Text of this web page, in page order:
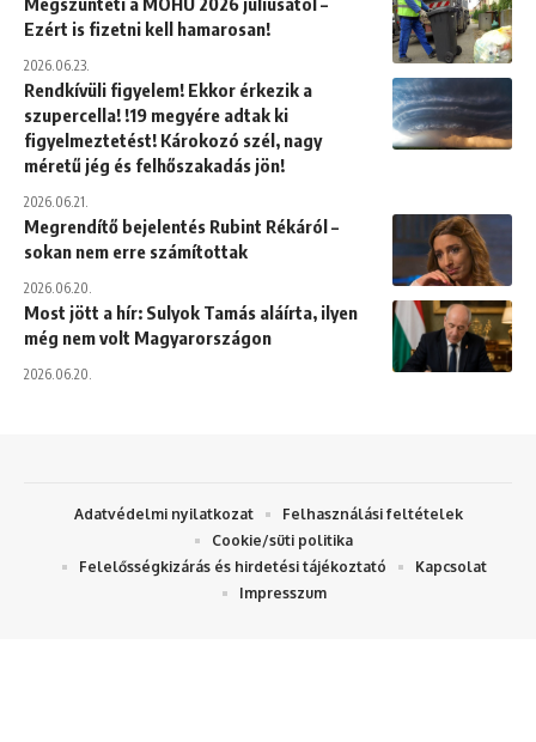
Ezért is fizetni kell hamarosan!
2026.06.23.
Rendkívüli figyelem! Ekkor érkezik a
szupercella! !19 megyére adtak ki
figyelmeztetést! Károkozó szél, nagy
méretű jég és felhőszakadás jön!
2026.06.21.
Megrendítő bejelentés Rubint Rékáról –
sokan nem erre számítottak
2026.06.20.
Most jött a hír: Sulyok Tamás aláírta, ilyen
még nem volt Magyarországon
2026.06.20.
Adatvédelmi nyilatkozat
Felhasználási feltételek
Cookie/süti politika
Felelősségkizárás és hirdetési tájékoztató
Kapcsolat
Impresszum